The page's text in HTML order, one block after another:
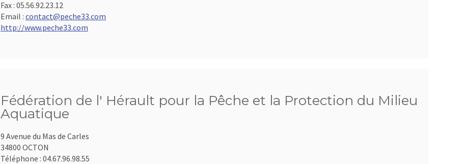
Fax : 05.56.92.23.12
Email : contact@peche33.com
http://www.peche33.com
Fédération de l' Hérault pour la Pêche et la Protection du Milieu
Aquatique
9 Avenue du Mas de Carles
34800 OCTON
Téléphone : 04.67.96.98.55